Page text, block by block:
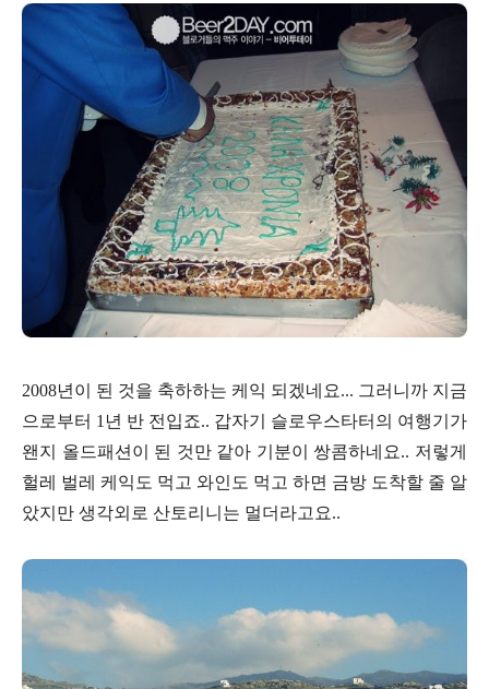
2008년이 된 것을 축하하는 케익 되겠네요... 그러니까 지금
으로부터 1년 반 전입죠.. 갑자기 슬로우스타터의 여행기가
왠지 올드패션이 된 것만 같아 기분이 쌍콤하네요.. 저렇게
헐레 벌레 케익도 먹고 와인도 먹고 하면 금방 도착할 줄 알
았지만 생각외로 산토리니는 멀더라고요..